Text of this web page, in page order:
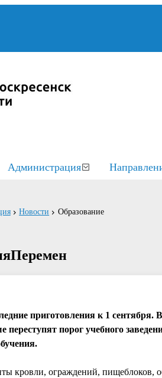
Администрация
Новости Образование
приготовления к 1
переступят порог учебного
кровли, ограждений, пищеблоков,